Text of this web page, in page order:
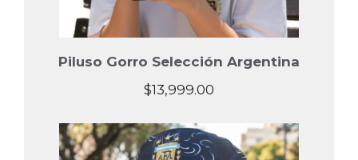
Piluso Gorro Selección Argentina
$13,999.00